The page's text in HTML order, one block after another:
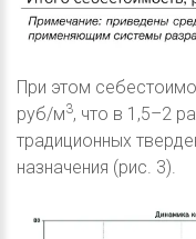
При этом
руб/м3, что в 1,5–2
традиционных
назначения (рис. 3).